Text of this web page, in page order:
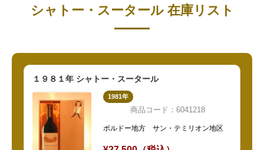
シャトー・スータール 在庫リスト
１９８１年 シャトー・スータール
1981年
商品コード：6041218
ボルドー地方 サン・テミリオン地区